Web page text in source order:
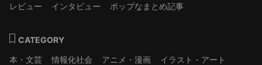
レビュー
インタビュー ポップなまとめ記事
CATEGORY
本・文芸
情報化社会 アニメ・漫画
イラスト・アート